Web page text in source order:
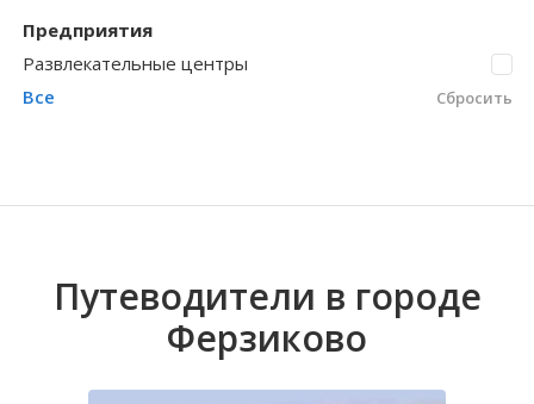
Волгоградская область
Кировоградская область
Восточно-Казахстанская область
Березичский Стеклозавод
Предприятия
Развлекательные центры
Все
Сбросить
Путеводители в городе
Ферзиково